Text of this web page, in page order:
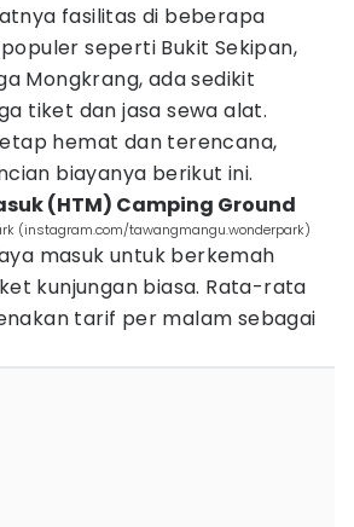
fasilitas di beberapa
seperti Bukit Sekipan,
Mongkrang, ada sedikit
tiket dan jasa sewa alat.
hemat dan terencana,
biayanya berikut ini.
(HTM) Camping Ground
(instagram.com/tawangmangu.wonderpark)
masuk untuk berkemah
kunjungan biasa. Rata-rata
tarif per malam sebagai